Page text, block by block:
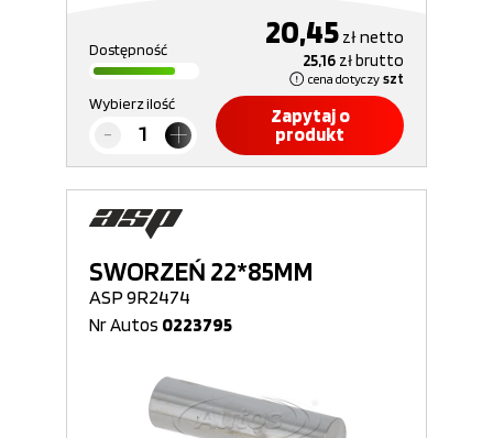
Dostępność 20,45 złnetto
25,16 złbrutto
cena dotyczy szt
Wybierz ilość
Zapytaj o
produkt
SWORZEŃ 22*85MM
ASP 9R2474
Nr Autos 0223795